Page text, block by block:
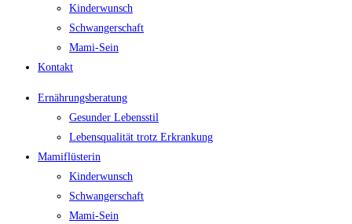
Kinderwunsch
Schwangerschaft
Mami-Sein
Kontakt
Ernährungsberatung
Gesunder Lebensstil
Lebensqualität trotz Erkrankung
Mamiflüsterin
Kinderwunsch
Schwangerschaft
Mami-Sein